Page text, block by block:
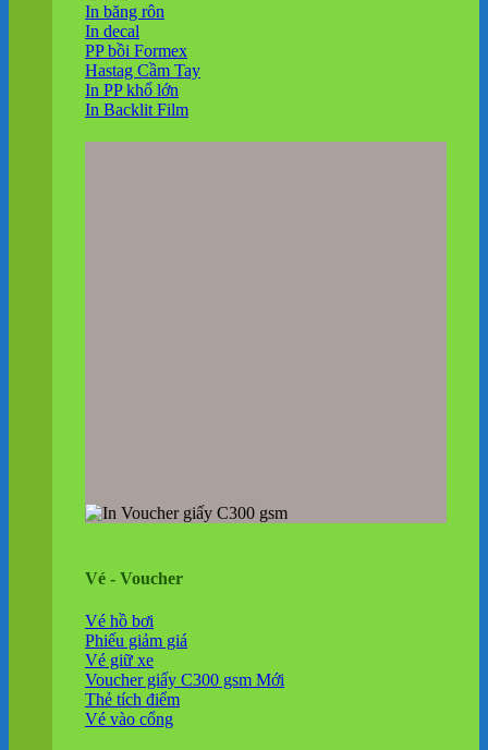
In băng rôn
In decal
PP bồi Formex
Hastag Cầm Tay
In PP khổ lớn
In Backlit Film
Vé - Voucher
Vé hồ bơi
Phiếu giảm giá
Vé giữ xe
Voucher giấy C300 gsm
Thẻ tích điểm
Vé vào cổng